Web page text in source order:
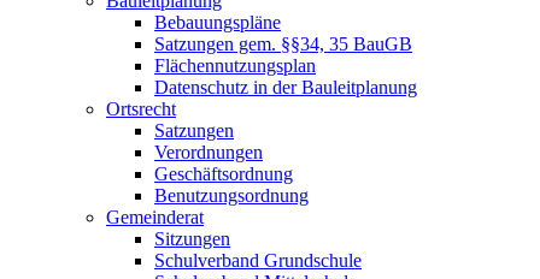
Bebauungspläne
Satzungen gem. §§34, 35 BauGB
Flächennutzungsplan
Datenschutz in der Bauleitplanung
Ortsrecht
Satzungen
Verordnungen
Geschäftsordnung
Benutzungsordnung
Gemeinderat
Sitzungen
Schulverband Grundschule